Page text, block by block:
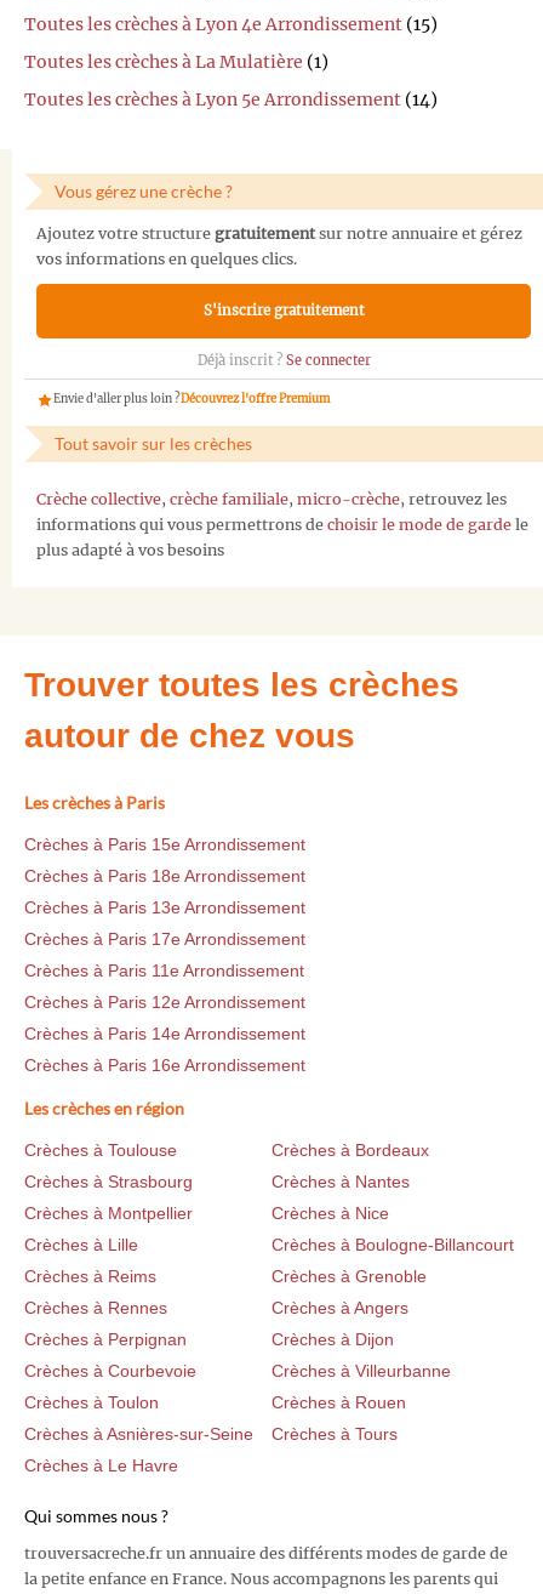
Toutes les crèches à Lyon 4e Arrondissement (15)
Toutes les crèches à La Mulatière (1)
Toutes les crèches à Lyon 5e Arrondissement (14)
Vous gérez une crèche ?
Ajoutez votre structure gratuitementsur notre annuaire et gérez
vos informations en quelques clics.
S'inscrire gratuitement
Déjà inscrit ? Se connecter
Envie d'aller plus loin ?Découvrez l'offre Premium
Tout savoir sur les crèches
Crèche collective, crèche familiale, micro-crèche, retrouvez les
informations qui vous permettrons de choisir le mode de garde le
plus adapté à vos besoins
Trouver toutes les crèches
autour de chez vous
Les crèches à Paris
Crèches à Paris 15e Arrondissement
Crèches à Paris 18e Arrondissement
Crèches à Paris 13e Arrondissement
Crèches à Paris 17e Arrondissement
Crèches à Paris 11e Arrondissement
Crèches à Paris 12e Arrondissement
Crèches à Paris 14e Arrondissement
Crèches à Paris 16e Arrondissement
Les crèches en région
Crèches à Toulouse
Crèches à Bordeaux
Crèches à Strasbourg
Crèches à Nantes
Crèches à Montpellier
Crèches à Nice
Crèches à Lille
Crèches à Boulogne-Billancourt
Crèches à Reims
Crèches à Grenoble
Crèches à Rennes
Crèches à Angers
Crèches à Perpignan
Crèches à Dijon
Crèches à Courbevoie
Crèches à Villeurbanne
Crèches à Toulon
Crèches à Rouen
Crèches à Asnières-sur-Seine
Crèches à Tours
Crèches à Le Havre
Qui sommes nous ?
trouversacreche.fr un annuaire des différents modes de garde de
la petite enfance en France. Nous accompagnons les parents qui